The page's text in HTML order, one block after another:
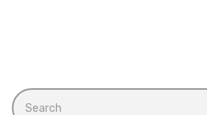
Search
for: